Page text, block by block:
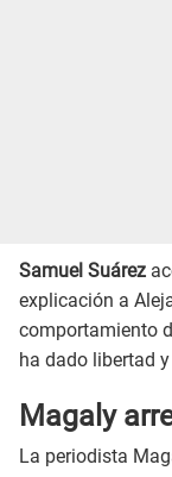
Samuel Suárez
explicación a
comportamiento
ha dado libertad
Magaly
La periodista